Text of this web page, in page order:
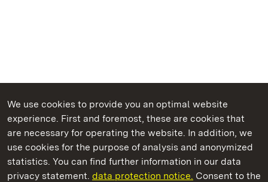
We use cookies to provide you an optimal website
experience. First and foremost, these are cookies that
are necessary for operating the website. In addition, we
use cookies for the purpose of analysis and anonymized
statistics. You can find further information in our data
privacy statement. data protection notice. Consent to the
State Palaces and Gardens of Baden-Wuerttemberg